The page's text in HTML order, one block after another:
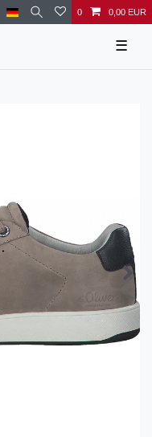
0 0,00 EUR
☰